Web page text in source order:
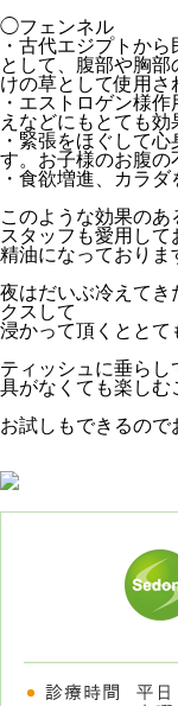
◯フェンネル
・古代エジプトか
として、腹部や胸部
けの草として使用さ
・ エストロゲン様
えなどにもとても効
・緊張をほぐして
す。 お子様のお腹の
・食欲増進、カラ
このような効果のあ
スタッフも愛用して
精油になっておりま
夜はだいぶ冷えてき
クスして
浸かって頂くととて
ティッシュに垂ら
具がなくても楽しむ
お試しもできるの